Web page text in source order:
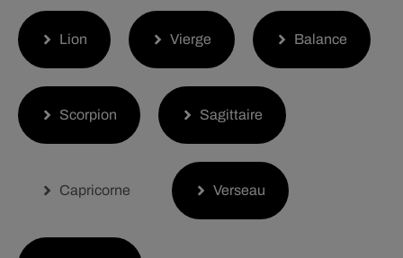
Lion Vierge Balance
Scorpion Sagittaire
Capricorne Verseau